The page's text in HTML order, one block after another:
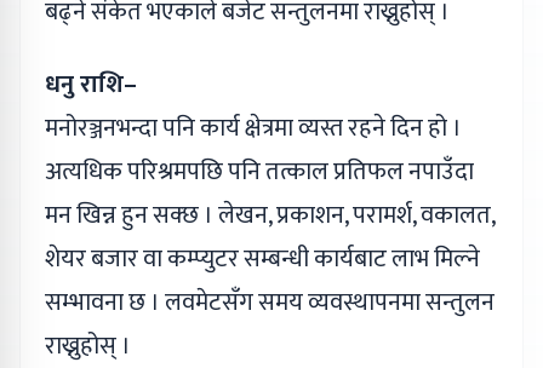
बढ्ने संकेत भएकाले बजेट सन्तुलनमा राख्नुहोस् ।
धनु राशि–
मनोरञ्जनभन्दा पनि कार्य क्षेत्रमा व्यस्त रहने दिन हो ।
अत्यधिक परिश्रमपछि पनि तत्काल प्रतिफल नपाउँदा
मन खिन्न हुन सक्छ । लेखन, प्रकाशन, परामर्श, वकालत,
शेयर बजार वा कम्प्युटर सम्बन्धी कार्यबाट लाभ मिल्ने
सम्भावना छ । लवमेटसँग समय व्यवस्थापनमा सन्तुलन
राख्नुहोस् ।